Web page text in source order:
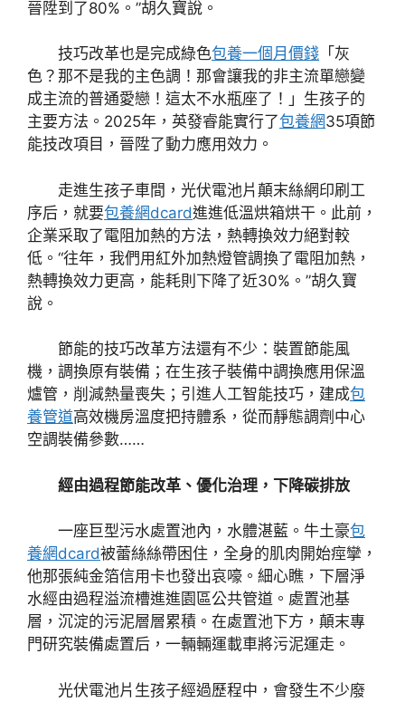
晉陞到了80%。”胡久寶說。
技巧改革也是完成綠色包養一個月價錢 「灰
色？那不是我的主色調！那會讓我的非主流單戀變
成主流的普通愛戀！這太不水瓶座了！」生孩子的
主要方法。2025年，英發睿能實行了包養網35項節
能技改項目，晉陞了動力應用效力。
走進生孩子車間，光伏電池片顛末絲網印刷工
序后，就要包養網dcard進進低溫烘箱烘干。此前，
企業采取了電阻加熱的方法，熱轉換效力絕對較
低。“往年，我們用紅外加熱燈管調換了電阻加熱，
熱轉換效力更高，能耗則下降了近30%。”胡久寶
說。
節能的技巧改革方法還有不少：裝置節能風
機，調換原有裝備；在生孩子裝備中調換應用保溫
爐管，削減熱量喪失；引進人工智能技巧，建成包
養管道高效機房溫度把持體系，從而靜態調劑中心
空調裝備參數……
經由過程節能改革、優化治理，下降碳排放
一座巨型污水處置池內，水體湛藍。牛土豪包
養網dcard被蕾絲絲帶困住，全身的肌肉開始痙攣，
他那張純金箔信用卡也發出哀嚎。細心瞧，下層淨
水經由過程溢流槽進進園區公共管道。處置池基
層，沉淀的污泥層層累積。在處置池下方，顛末專
門研究裝備處置后，一輛輛運載車將污泥運走。
光伏電池片生孩子經過歷程中，會發生不少廢